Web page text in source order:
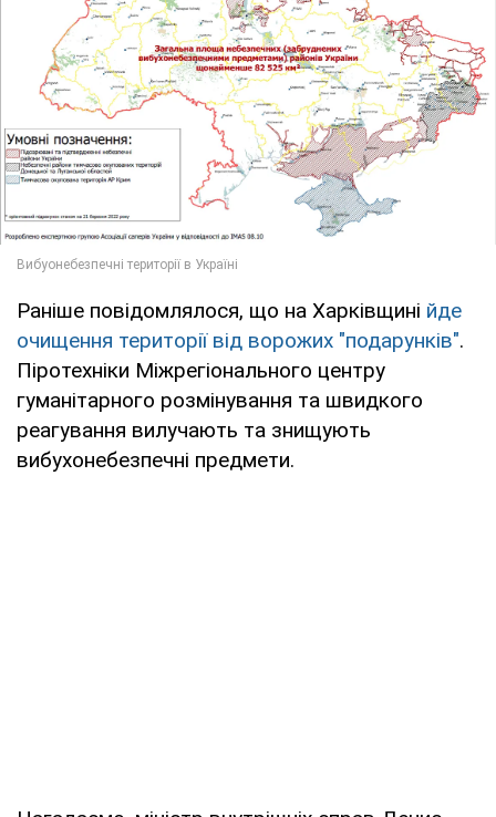
Раніше повідомлялося, що на Харківщині йде
очищення території від ворожих "подарунків".
Піротехніки Міжрегіонального центру
гуманітарного розмінування та швидкого
реагування вилучають та знищують
вибухонебезпечні предмети.